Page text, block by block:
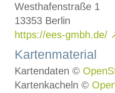
Westhafenstraße 1
13353 Berlin
https://ees-gmbh.de/
Kartenmaterial
Kartendaten ©
Kartenkacheln ©